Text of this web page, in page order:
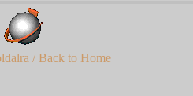
/ Back to Home